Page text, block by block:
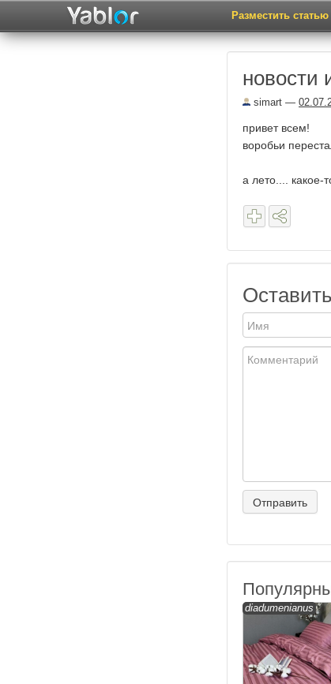
Разместить статью
новости
simart —
привет всем!
воробьи
а лето.... какое-
diadumenianus